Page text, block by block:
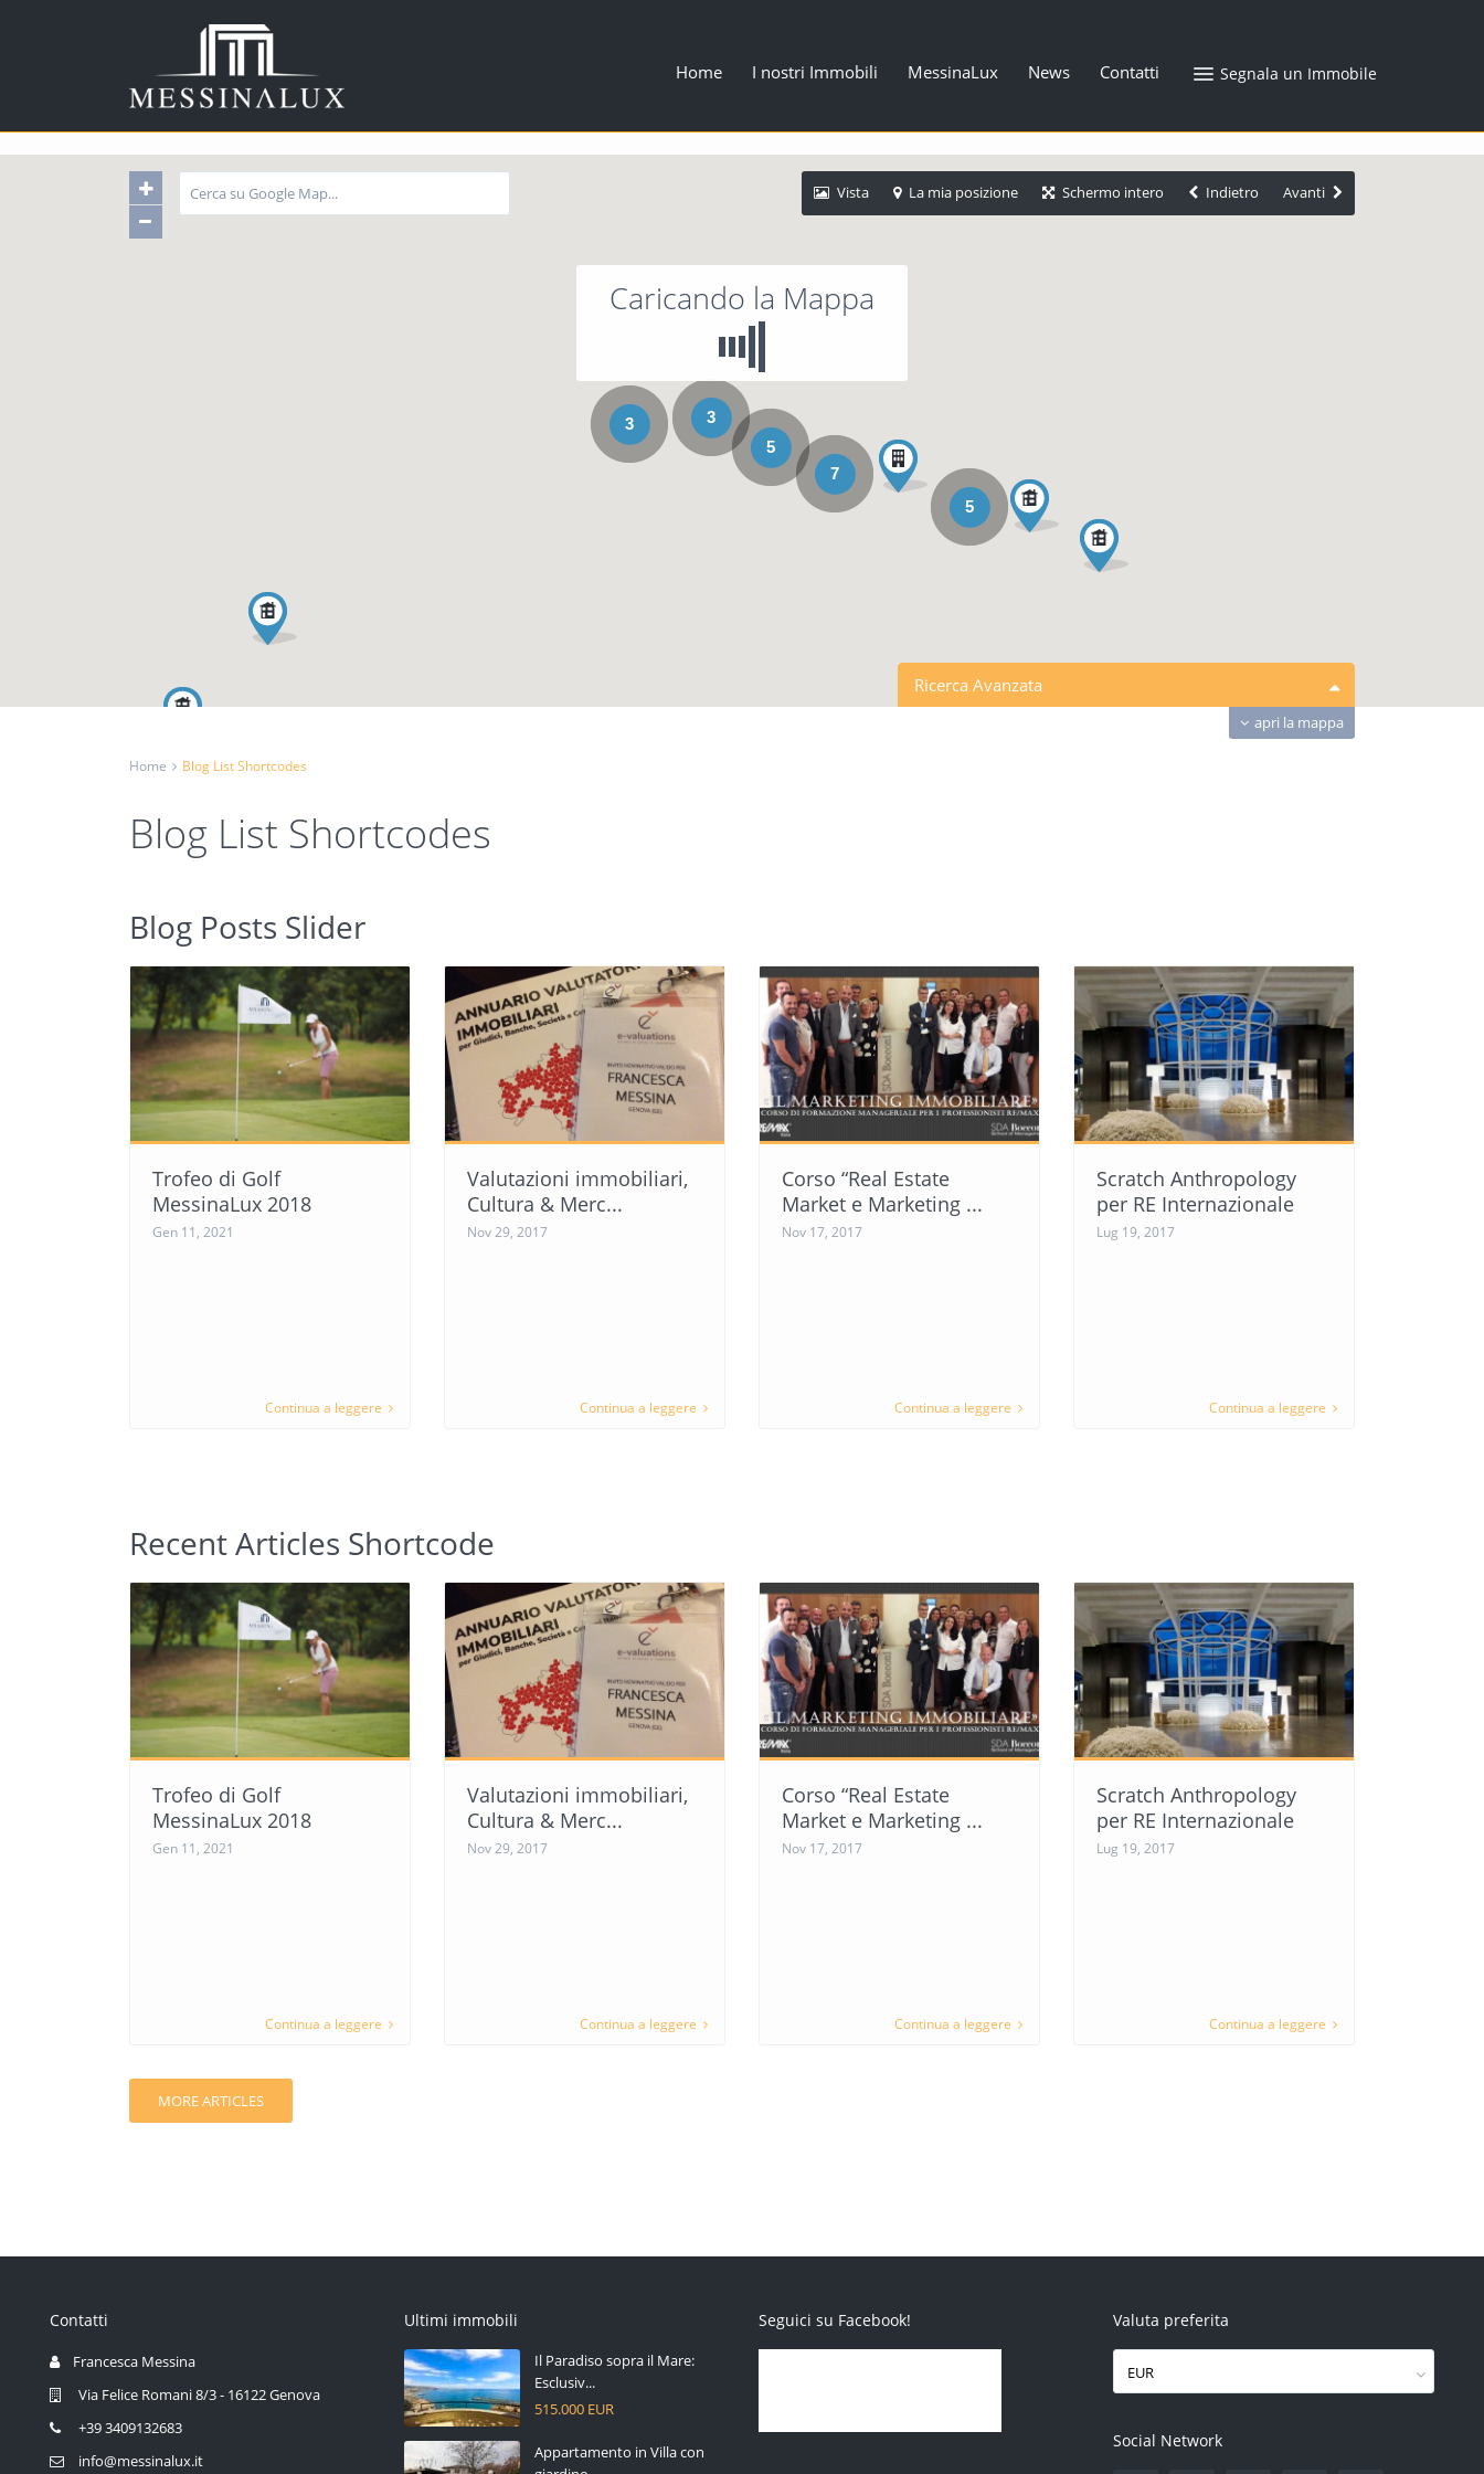
Segnala un Immobile
Home I nostri Immobili MessinaLux News Contatti
3
5
5
7
3
Caricando la Mappa
apri la mappa
Vista La mia posizione Schermo intero Indietro Avanti
Ricerca Avanzata
Tutte le tipologie
Altre opzioni di ricerca
Home Blog List Shortcodes
Blog List Shortcodes
Blog Posts Slider
Trofeo di Golf
MessinaLux 2018
Gen 11, 2021
Continua a leggere
Valutazioni immobiliari,
Cultura & Merc...
Nov 29, 2017
Continua a leggere
Corso “Real Estate
Market e Marketing ...
Nov 17, 2017
Continua a leggere
Scratch Anthropology
per RE Internazionale
Lug 19, 2017
Continua a leggere
Recent Articles Shortcode
Trofeo di Golf
MessinaLux 2018
Gen 11, 2021
Continua a leggere
Valutazioni immobiliari,
Cultura & Merc...
Nov 29, 2017
Continua a leggere
Corso “Real Estate
Market e Marketing ...
Nov 17, 2017
Continua a leggere
Scratch Anthropology
per RE Internazionale
Lug 19, 2017
Continua a leggere
MORE ARTICLES
Contatti
Francesca Messina
Via Felice Romani 8/3 - 16122 Genova
+39 3409132683
info@messinalux.it
Ultimi immobili
Il Paradiso sopra il Mare:
Esclusiv...
515.000 EUR
Appartamento in Villa con
Seguici su Facebook! Valuta preferita
EUR
Social Network